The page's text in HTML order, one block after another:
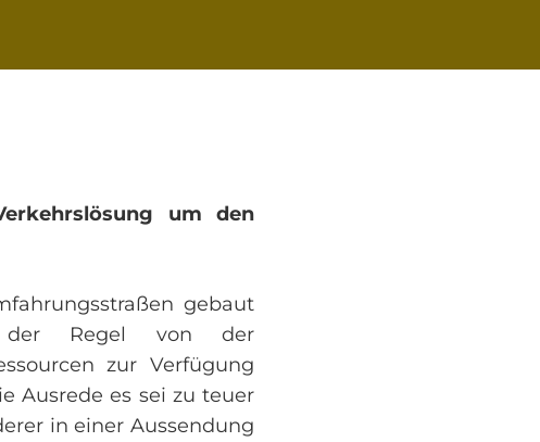
um den
gebaut
Regel von der
zur Verfügung
Ausrede es sei zu teuer
in einer Aussendung